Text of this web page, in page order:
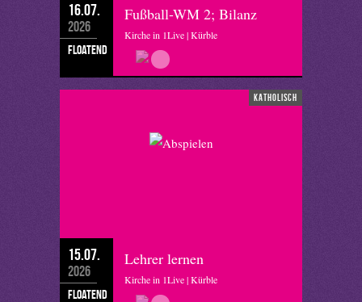
16.07.
2026
floatend
Fußball-WM 2; Bilanz
Kirche in 1Live | Kürble
katholisch
15.07.
2026
floatend
Lehrer lernen
Kirche in 1Live | Kürble